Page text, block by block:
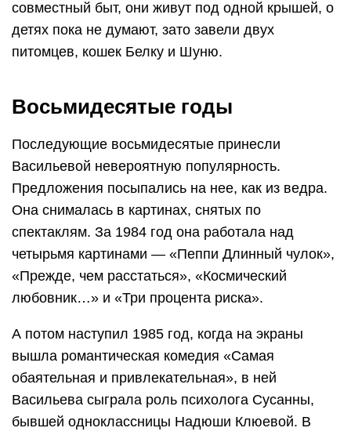
совместный быт, они живут под одной крышей, о
детях пока не думают, зато завели двух
питомцев, кошек Белку и Шуню.
Восьмидесятые годы
Последующие восьмидесятые принесли
Васильевой невероятную популярность.
Предложения посыпались на нее, как из ведра.
Она снималась в картинах, снятых по
спектаклям. За 1984 год она работала над
четырьмя картинами — «Пеппи Длинный чулок»,
«Прежде, чем расстаться», «Космический
любовник…» и «Три процента риска».
А потом наступил 1985 год, когда на экраны
вышла романтическая комедия «Самая
обаятельная и привлекательная», в ней
Васильева сыграла роль психолога Сусанны,
бывшей одноклассницы Надюши Клюевой. В